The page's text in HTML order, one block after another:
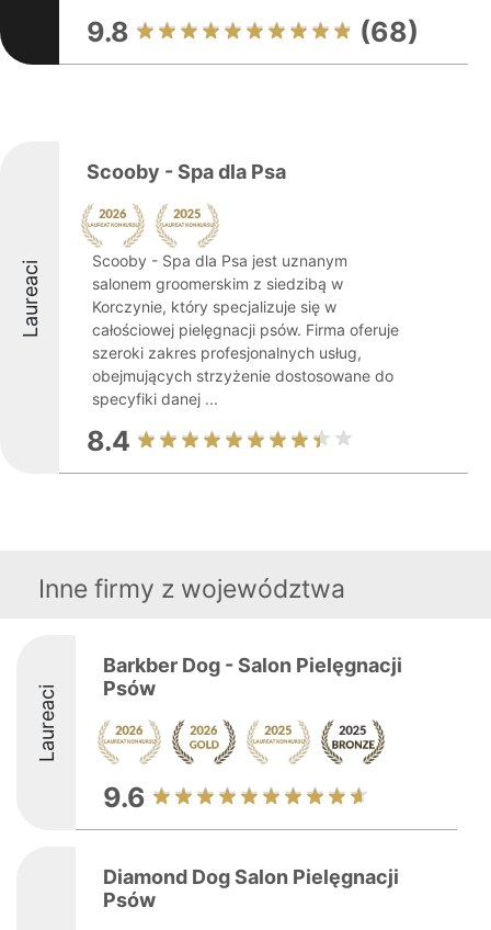
9.8 (68)
Laureaci
Scooby - Spa dla Psa
Scooby - Spa dla Psa jest uznanym
salonem groomerskim z siedzibą w
Korczynie, który specjalizuje się w
całościowej pielęgnacji psów. Firma oferuje
szeroki zakres profesjonalnych usług,
obejmujących strzyżenie dostosowane do
specyfiki danej ...
8.4
Inne firmy z województwa
Laureaci
Barkber Dog - Salon Pielęgnacji
Psów
9.6
Diamond Dog Salon Pielęgnacji
Psów